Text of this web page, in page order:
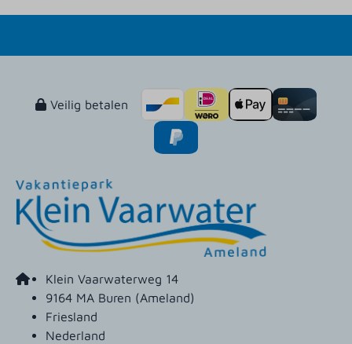
Veilig betalen
Klein Vaarwaterweg 14
9164 MA Buren (Ameland)
Friesland
Nederland